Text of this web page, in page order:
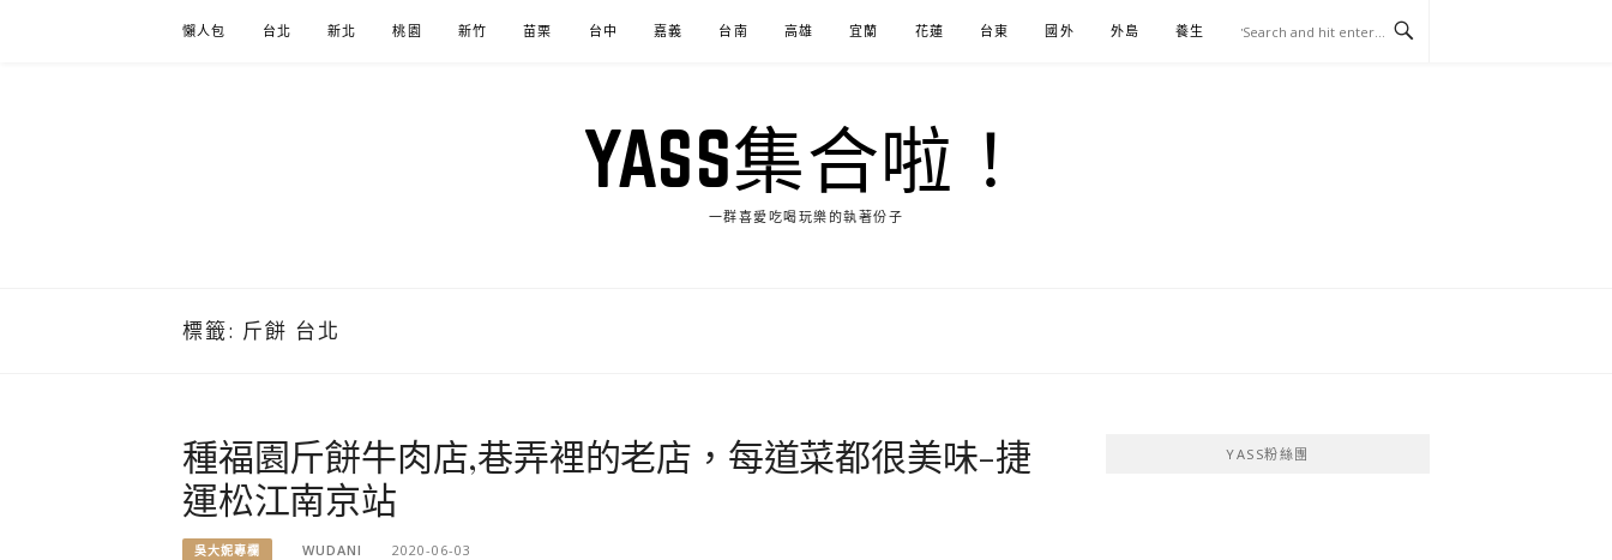
懶人包 台北 新北 桃園 新竹 苗栗 台中 嘉義 台南 高雄 宜蘭 花蓮 台東 國外 外島 養生 伴手禮
YASS集合啦！
一群喜愛吃喝玩樂的執著份子
標籤: 斤餅 台北
種福園斤餅牛肉店,巷弄裡的老店，每道菜都很美味-捷
運松江南京站
吳大妮專欄 WUDANI 2020-06-03
YASS粉絲團